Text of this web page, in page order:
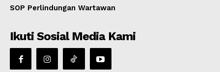
SOP Perlindungan Wartawan
Ikuti Sosial Media Kami